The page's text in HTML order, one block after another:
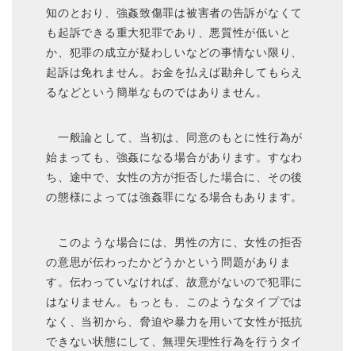
知のとおり、強姦致傷罪は被害者の告訴がなくて
も起訴できる重大犯罪であり、悪質性が低いと
か、犯罪の成立が疑わしいなどの事情ない限り、
起訴は免れません。お金を払えば勘弁してもらえ
るなどという簡単なものではありません。
一般論として、当初は、同意のもとに性行為が
始まっても、強姦になる場合があります。すなわ
ち、途中で、女性の方が拒否した場合に、その後
の態様によっては強姦罪になる場合もあります。
このような場合には、男性の方に、女性の拒否
の意思が伝わったかどうかという問題がありま
す。伝わっていなければ、故意がないので犯罪に
はなりません。もっとも、このようなタイプでは
なく、当初から、脅迫や暴力を用いて女性が抵抗
できない状態にして、無理矢理性行為を行うタイ